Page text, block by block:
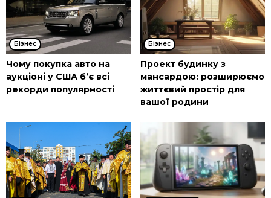
Бізнес
Чому покупка авто на
аукціоні у США б’є всі
рекорди популярності
Бізнес
Проект будинку з
мансардою: розширюємо
життєвий простір для
вашої родини